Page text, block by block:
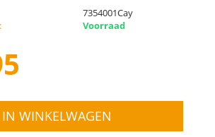
7354001Cay
Voorraad
IN WINKELWAGEN